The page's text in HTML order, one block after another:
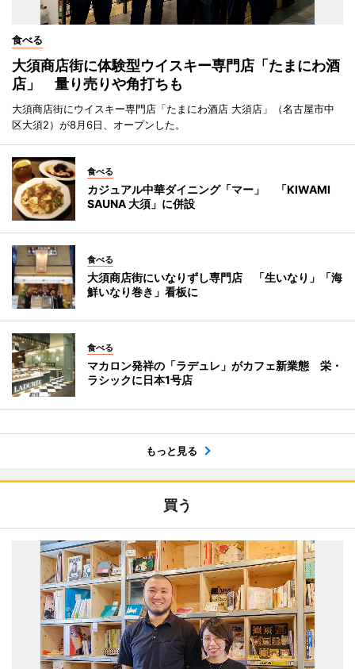
食べる
大須商店街に体験型ウイスキー専門店「たまにわ酒
店」 量り売りや角打ちも
大須商店街にウイスキー専門店「たまにわ酒店 大須店」（名古屋市中
区大須2）が8月6日、オープンした。
食べる
カジュアル中華ダイニング「マー」 「KIWAMI
SAUNA 大須」に併設
食べる
大須商店街にいなりずし専門店 「生いなり」「海
鮮いなり巻き」看板に
食べる
マカロン発祥の「ラデュレ」がカフェ新業態 栄・
ラシックに日本1号店
もっと見る
買う